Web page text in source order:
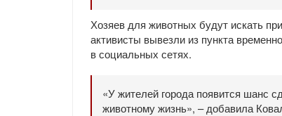
Хозяев для животных будут искать
активисты вывезли из пункта
в социальных сетях.
«У жителей города появится шанс
животному жизнь», – добавила